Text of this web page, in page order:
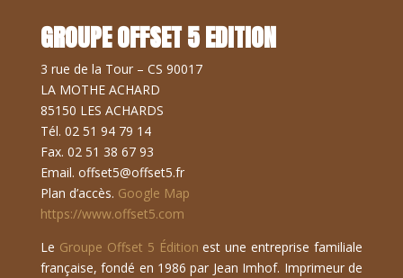
GROUPE OFFSET 5 EDITION
3 rue de la Tour – CS 90017
LA MOTHE ACHARD
85150 LES ACHARDS
Tél. 02 51 94 79 14
Fax. 02 51 38 67 93
Email. offset5@offset5.fr
Plan d’accès. Google Map
https://www.offset5.com
Le Groupe Offset 5 Édition est une entreprise familiale
française, fondé en 1986 par Jean Imhof. Imprimeur de